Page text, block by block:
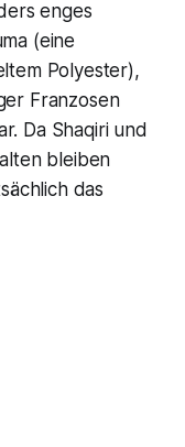
enges
(eine
Polyester),
Franzosen
Da Shaqiri und
bleiben
das